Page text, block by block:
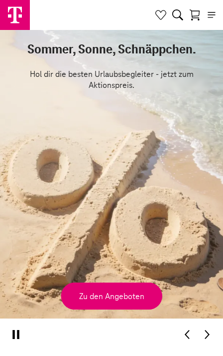
Sommer, Sonne, Schnäppchen.
Hol dir die besten Urlaubsbegleiter - jetzt zum
Aktionspreis.
Zu den Angeboten